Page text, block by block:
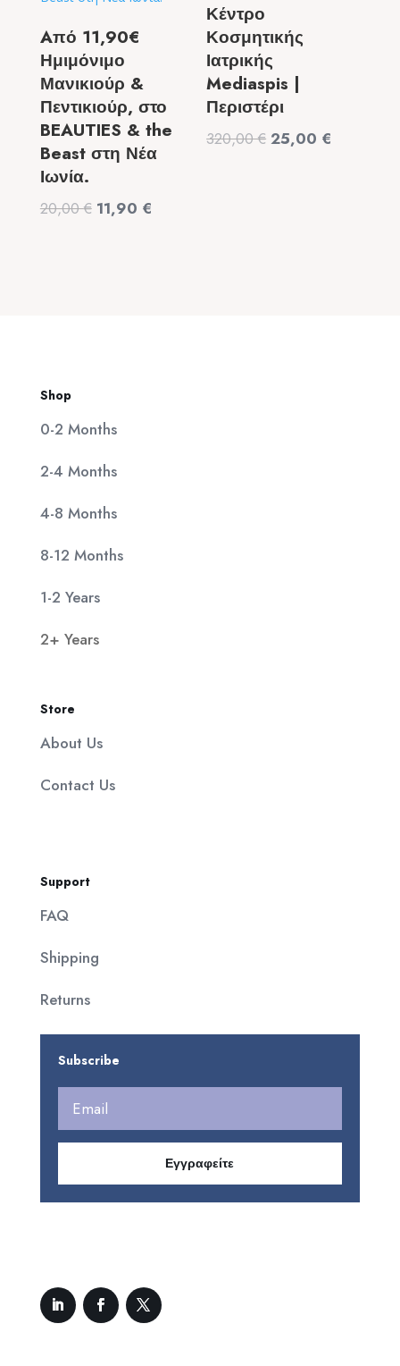
Aπό 11,90€
Ημιμόνιμο
Μανικιούρ &
Πεντικιούρ, στο
BEAUTIES & the
Beast στη Νέα
Ιωνία.
20,00€ Original
11,90 €
Κέντρο
Κοσμητικής
Ιατρικής
Mediaspis |
Περιστέρι
320,00€ Original
25,00 €
Shop
0-2 Months
2-4 Months
4-8 Months
8-12 Months
1-2 Years
2+ Years
Store
About Us
Contact Us
Support
FAQ
Shipping
Returns
Subscribe
Εγγραφείτε